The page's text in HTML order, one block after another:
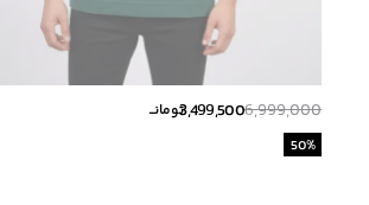
6,999,000
3,499,500تومانــ
50%